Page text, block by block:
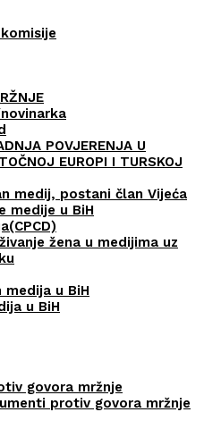
POVJERENJA U
EUROPI I TURSKOJ
medij, postani član Vijeća
medije u BiH
žena u medijima uz
u BiH
u BiH
govora mržnje
protiv govora mržnje